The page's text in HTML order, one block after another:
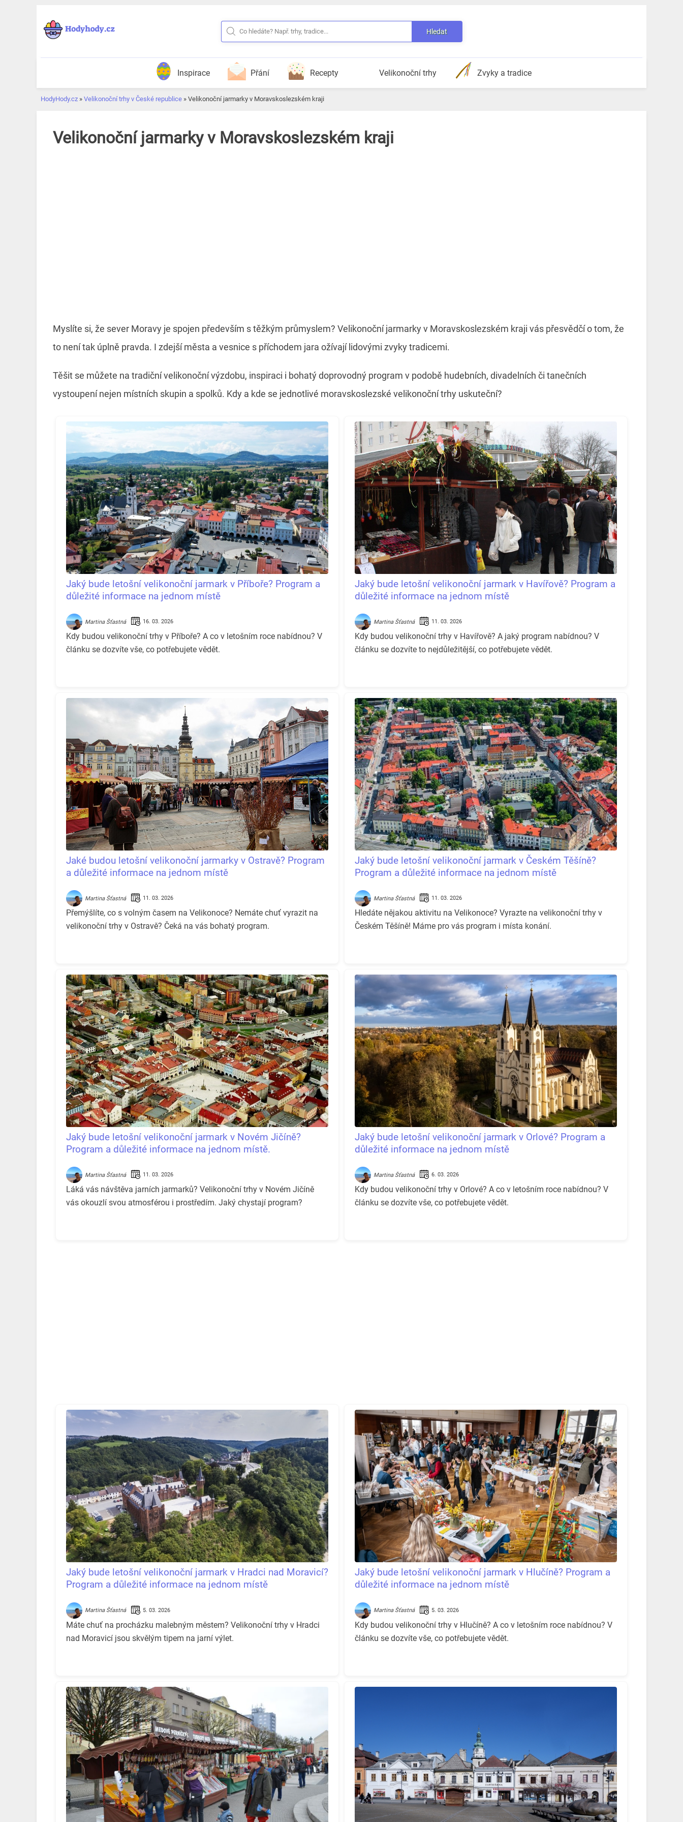
Hledat
Inspirace Přání Recepty Velikonoční trhy Zvyky a tradice
HodyHody.cz » Velikonoční trhy v České republice » Velikonoční jarmarky v Moravskoslezském kraji
Velikonoční jarmarky v Moravskoslezském kraji
Myslíte si, že sever Moravy je spojen především s těžkým průmyslem? Velikonoční jarmarky v Moravskoslezském kraji vás přesvědčí o tom, že
to není tak úplně pravda. I zdejší města a vesnice s příchodem jara ožívají lidovými zvyky tradicemi.
Těšit se můžete na tradiční velikonoční výzdobu, inspiraci i bohatý doprovodný program v podobě hudebních, divadelních či tanečních
vystoupení nejen místních skupin a spolků. Kdy a kde se jednotlivé moravskoslezské velikonoční trhy uskuteční?
Jaký bude letošní velikonoční jarmark v Příboře? Program a
důležité informace na jednom místě
Martina Šťastná 16. 03. 2026
Kdy budou velikonoční trhy v Příboře? A co v letošním roce nabídnou? V
článku se dozvíte vše, co potřebujete vědět.
Jaký bude letošní velikonoční jarmark v Havířově? Program a
důležité informace na jednom místě
Martina Šťastná 11. 03. 2026
Kdy budou velikonoční trhy v Havířově? A jaký program nabídnou? V
článku se dozvíte to nejdůležitější, co potřebujete vědět.
Jaké budou letošní velikonoční jarmarky v Ostravě? Program
a důležité informace na jednom místě
Martina Šťastná 11. 03. 2026
Přemýšlíte, co s volným časem na Velikonoce? Nemáte chuť vyrazit na
velikonoční trhy v Ostravě? Čeká na vás bohatý program.
Jaký bude letošní velikonoční jarmark v Českém Těšíně?
Program a důležité informace na jednom místě
Martina Šťastná 11. 03. 2026
Hledáte nějakou aktivitu na Velikonoce? Vyrazte na velikonoční trhy v
Českém Těšíně! Máme pro vás program i místa konání.
Jaký bude letošní velikonoční jarmark v Novém Jičíně?
Program a důležité informace na jednom místě.
Martina Šťastná 11. 03. 2026
Láká vás návštěva jarních jarmarků? Velikonoční trhy v Novém Jičíně
vás okouzlí svou atmosférou i prostředím. Jaký chystají program?
Jaký bude letošní velikonoční jarmark v Orlové? Program a
důležité informace na jednom místě
Martina Šťastná 6. 03. 2026
Kdy budou velikonoční trhy v Orlové? A co v letošním roce nabídnou? V
článku se dozvíte vše, co potřebujete vědět.
Jaký bude letošní velikonoční jarmark v Hradci nad Moravicí?
Program a důležité informace na jednom místě
Martina Šťastná 5. 03. 2026
Máte chuť na procházku malebným městem? Velikonoční trhy v Hradci
nad Moravicí jsou skvělým tipem na jarní výlet.
Jaký bude letošní velikonoční jarmark v Hlučíně? Program a
důležité informace na jednom místě
Martina Šťastná 5. 03. 2026
Kdy budou velikonoční trhy v Hlučíně? A co v letošním roce nabídnou? V
článku se dozvíte vše, co potřebujete vědět.